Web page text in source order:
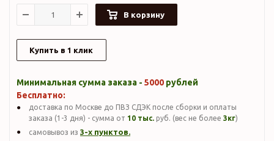
В корзину
Купить в 1 клик
Минимальная сумма заказа - 5000 рублей
Бесплатно:
доставка по Москве до ПВЗ СДЭК после сборки и оплаты
заказа (1-3 дня) - сумма от 10 тыс. руб. (вес не более 3кг)
самовывоз из 3-х пунктов.